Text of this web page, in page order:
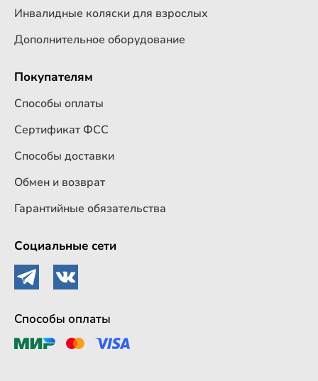
Инвалидные коляски для взрослых
Дополнительное оборудование
Покупателям
Способы оплаты
Сертификат ФСС
Способы доставки
Обмен и возврат
Гарантийные обязательства
Социальные сети
Способы оплаты